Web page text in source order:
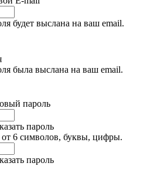
будет выслана на ваш email.
была выслана на ваш email.
пароль
6 символов, буквы, цифры.